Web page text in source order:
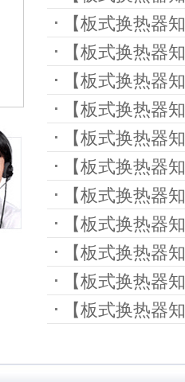
持续发展
【板式换热器
供热
【板式换热器
【板式换热器
控换热
【板式换热器
【板式换热器
询价标准
【板式换热器
方面的要求
【板式换热器
用
【板式换热器
【板式换热器
发生腐蚀
【板式换热器
决对策
【板式换热器